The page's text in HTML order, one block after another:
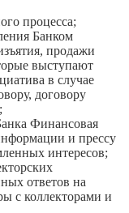
процесса;
Банком
продажи
выступают
в случае
договору
Финансовая
и прессу
интересов;
ответов на
с коллекторами и